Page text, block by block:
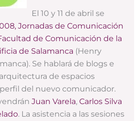
El 10 y 11 de abril se
Jornadas de Comunicación
de Comunicación de la
de Salamanca (Henry
Se hablará de blogs e
de espacios
del nuevo comunicador.
Juan Varela, Carlos Silva
. La asistencia a las sesiones